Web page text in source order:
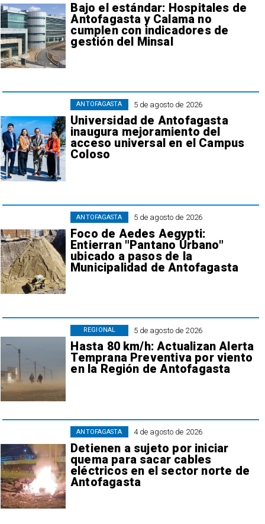
Bajo el estándar: Hospitales de
Antofagasta y Calama no
cumplen con indicadores de
gestión del Minsal
5 de agosto de 2026
Universidad de Antofagasta
inaugura mejoramiento del
acceso universal en el Campus
Coloso
ANTOFAGASTA
5 de agosto de 2026
Foco de Aedes Aegypti:
Entierran "Pantano Urbano"
ubicado a pasos de la
Municipalidad de Antofagasta
ANTOFAGASTA
5 de agosto de 2026
Hasta 80 km/h: Actualizan Alerta
Temprana Preventiva por viento
en la Región de Antofagasta
REGIONAL
4 de agosto de 2026
Detienen a sujeto por iniciar
quema para sacar cables
eléctricos en el sector norte de
Antofagasta
ANTOFAGASTA